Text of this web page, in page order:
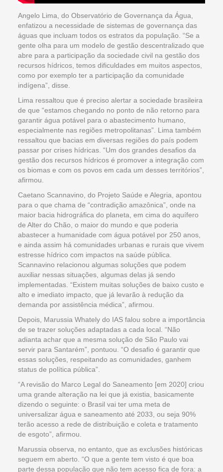
Angelo Lima, do Observatório de Governança da Água,
enfatizou a necessidade de sistemas de governança das
águas que incluam todos os estratos da população. “Se a
gente olha para um modelo de gestão descentralizado que
abre para a participação da sociedade civil na gestão dos
recursos hídricos, temos dificuldades em muitos aspectos,
como por exemplo ter a participação da comunidade
indígena”, disse.
Lima ressaltou que é preciso alertar a sociedade brasileira
de que “estamos chegando no ponto de não retorno para
garantir água potável para o abastecimento humano,
especialmente nas regiões metropolitanas”. Lima também
ressaltou que bacias em diversas regiões do país podem
passar por crises hídricas. “Um dos grandes desafios da
gestão dos recursos hídricos é promover a integração com
os biomas e com os povos em cada um desses territórios”,
afirmou.
Caetano Scannavino, do Projeto Saúde e Alegria, apontou
para o que chama de “contradição amazônica”, onde na
maior bacia hidrográfica do planeta, em cima do aquífero
de Alter do Chão, o maior do mundo e que poderia
abastecer a humanidade com água potável por 250 anos,
e ainda assim há comunidades urbanas e rurais que vivem
estresse hídrico com impactos na saúde pública.
Scannavino relacionou algumas soluções que podem
auxiliar nessas situações, algumas delas já sendo
implementadas. “Existem muitas soluções de baixo custo e
alto e imediato impacto, que já levarão à redução da
demanda por assistência médica”, afirmou.
Depois, Marussia Whately do IAS falou sobre a importância
de se trazer soluções adaptadas a cada local. “Não
adianta achar que a mesma solução de São Paulo vai
servir para Santarém”, pontuou. “O desafio é garantir que
essas soluções, respeitando as comunidades, ganhem
status de política pública”.
“A revisão do Marco Legal do Saneamento [em 2020] criou
uma grande alteração na lei que já existia, basicamente
dizendo o seguinte: o Brasil vai ter uma meta de
universalizar água e saneamento até 2033, ou seja 90%
terão acesso a rede de distribuição e coleta e tratamento
de esgoto”, afirmou.
Marussia observa, no entanto, que as exclusões históricas
seguem em aberto. “O que a gente tem visto é que boa
parte dessa população que não tem acesso fica de fora: a